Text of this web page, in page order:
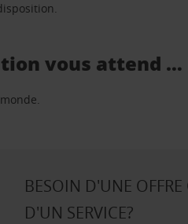
vous attend …
BESOIN D'UNE OFFRE
D'UN SERVICE?